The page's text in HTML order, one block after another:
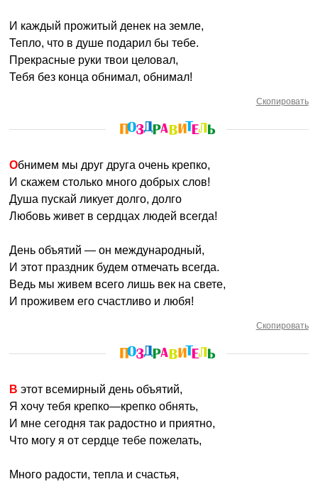
И каждый прожитый денек на земле,
Тепло, что в душе подарил бы тебе.
Прекрасные руки твои целовал,
Тебя без конца обнимал, обнимал!
Скопировать
Обнимем мы друг друга очень крепко,
И скажем столько много добрых слов!
Душа пускай ликует долго, долго
Любовь живет в сердцах людей всегда!
День объятий — он международный,
И этот праздник будем отмечать всегда.
Ведь мы живем всего лишь век на свете,
И проживем его счастливо и любя!
Скопировать
В этот всемирный день объятий,
Я хочу тебя крепко—крепко обнять,
И мне сегодня так радостно и приятно,
Что могу я от сердце тебе пожелать,
Много радости, тепла и счастья,